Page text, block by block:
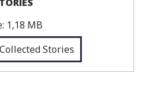
1,18 MB
Stories